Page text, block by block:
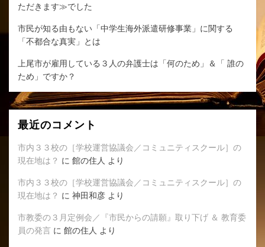
イ
式
更
ま
し
た
へ
ただきます≫でした
市民が知る由もない「中学生海外派遣研修事業」に関する
「不都合な真実」とは
上尾市が雇用している３人の弁護士は「何のため」＆「 誰の
ため」ですか？
最近のコメント
市内３３校の［学校運営協議会／コミュニティスクール］の
現在地は？ に 館の住人 より
市内３３校の［学校運営協議会／コミュニティスクール］の
現在地は？ に 神田和彦 より
市教委の３月定例会／『市民からの請願』取り下げ ＆ 教育委
員の発言 に 館の住人 より